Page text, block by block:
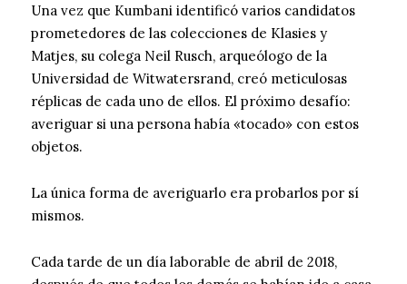
Una vez que Kumbani identificó varios candidatos
prometedores de las colecciones de Klasies y
Matjes, su colega Neil Rusch, arqueólogo de la
Universidad de Witwatersrand, creó meticulosas
réplicas de cada uno de ellos. El próximo desafío:
averiguar si una persona había «tocado» con estos
objetos.
La única forma de averiguarlo era probarlos por sí
mismos.
Cada tarde de un día laborable de abril de 2018,